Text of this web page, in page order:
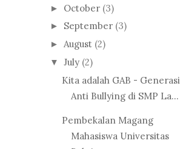
► October (3)
► September (3)
► August (2)
▼ July (2)
Kita adalah GAB - Generasi
Anti Bullying di SMP La...
Pembekalan Magang
Mahasiswa Universitas